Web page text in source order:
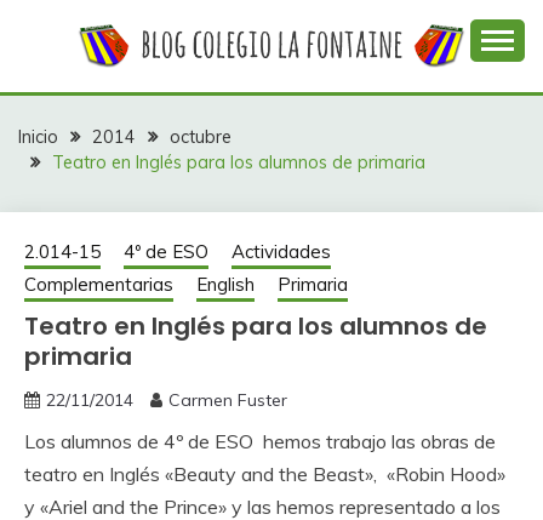
COLEGIO LA
FONTAINE
colegio La Fontaine
Inicio 2014
octubre
Teatro en Inglés para los alumnos de primaria
2.014-15 4º de ESO
Actividades
Complementarias
English Primaria
Teatro en Inglés para los alumnos de
primaria
22/11/2014 Carmen Fuster
Los alumnos de 4º de ESO hemos trabajo las obras de
teatro en Inglés «Beauty and the Beast», «Robin Hood»
y «Ariel and the Prince» y las hemos representado a los